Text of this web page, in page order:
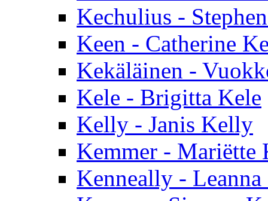
Kechulius -
Keen - Catherine
Kekäläinen -
Kele - Brigitta Kele
Kelly - Janis Kelly
Kemmer - Mariëtte
Kenneally -